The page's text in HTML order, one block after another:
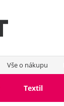
Vše o nákupu
Textil